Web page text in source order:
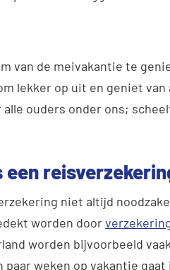
van de meivakantie te
lekker op uit en geniet van
ouders onder ons;
een
niet altijd
worden door
worden bijvoorbeeld
paar weken op vakantie gaat